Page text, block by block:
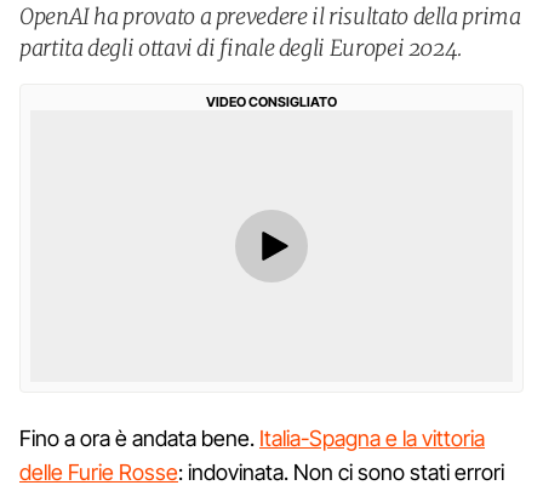
OpenAI ha provato a prevedere il risultato della prima
partita degli ottavi di finale degli Europei 2024.
VIDEO CONSIGLIATO
Fino a ora è andata bene. Italia-Spagna e la vittoria
delle Furie Rosse: indovinata. Non ci sono stati errori